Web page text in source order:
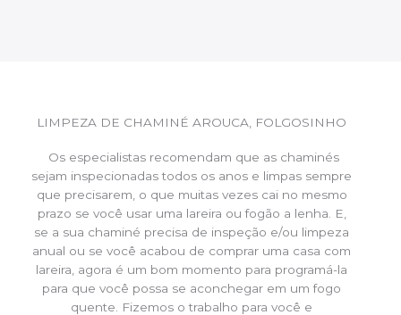
LIMPEZA DE CHAMINÉ AROUCA, FOLGOSINHO
Os especialistas recomendam que as chaminés
sejam inspecionadas todos os anos e limpas sempre
que precisarem, o que muitas vezes cai no mesmo
prazo se você usar uma lareira ou fogão a lenha. E,
se a sua chaminé precisa de inspeção e/ou limpeza
anual ou se você acabou de comprar uma casa com
lareira, agora é um bom momento para programá-la
para que você possa se aconchegar em um fogo
quente. Fizemos o trabalho para você e